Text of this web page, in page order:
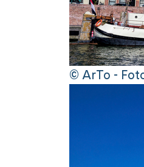
© ArTo -